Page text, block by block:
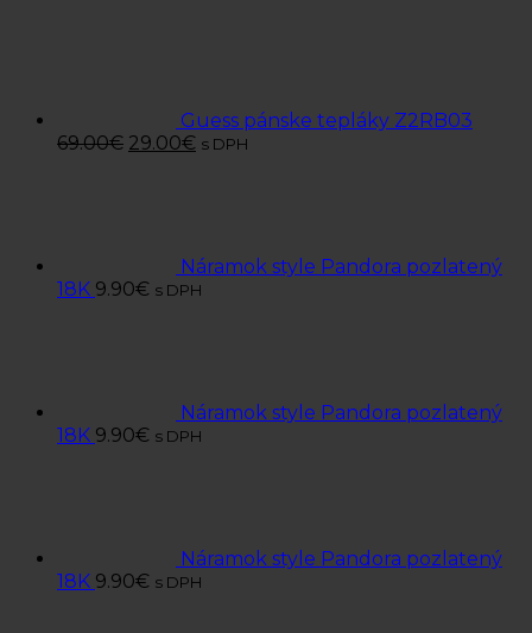
Guess pánske tepláky Z2RB03
69.00€ 29.00€ s DPH
Náramok style Pandora pozlatený
18K 9.90€ s DPH
Náramok style Pandora pozlatený
18K 9.90€ s DPH
Náramok style Pandora pozlatený
18K 9.90€ s DPH